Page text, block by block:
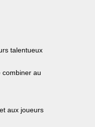
talentueux
combiner au
aux joueurs